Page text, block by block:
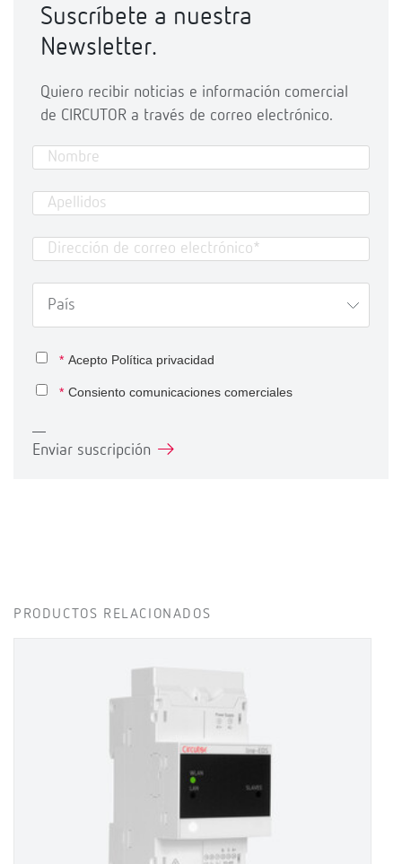
Suscríbete a nuestra
Newsletter.
Quiero recibir noticias e información comercial
de CIRCUTOR a través de correo electrónico.
* Acepto Política privacidad
* Consiento comunicaciones comerciales
Enviar suscripción
PRODUCTOS RELACIONADOS